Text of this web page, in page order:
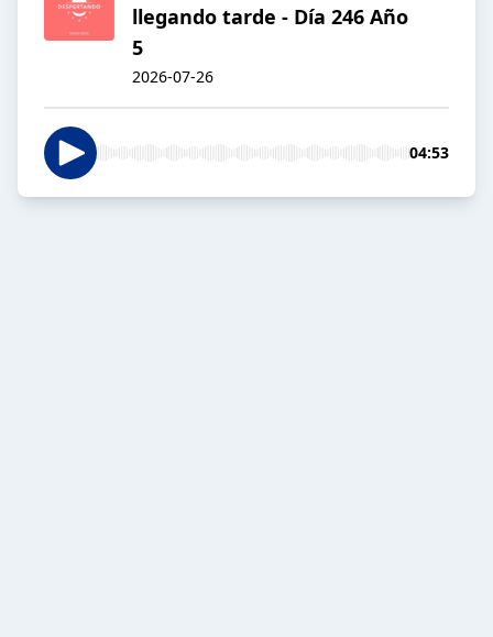
llegando tarde - Día 246 Año
5
2026-07-26
04:53